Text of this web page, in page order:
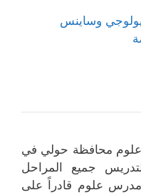
وساينس
محافظة حولي في
جميع المراحل
مدرس علوم قادراً على